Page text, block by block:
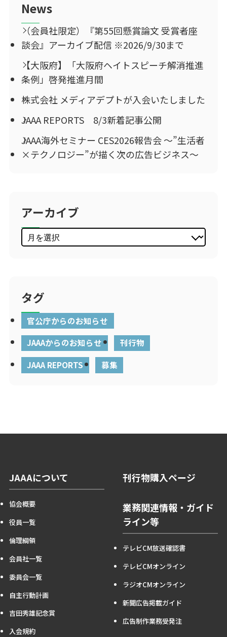
News
（会員社限定）『第55回懸賞論文 受賞者座
談会』アーカイブ配信 ※2026/9/30まで
【大阪府】「大阪府ヘイトスピーチ解消推進
条例」啓発推進月間
株式会社 メディアデプトが入会いたしました
JAAA REPORTS 8/3新着記事公開
JAAA海外セミナー CES2026報告会 ～”生活者
×テクノロジー”が描く次の広告ビジネス～
アーカイブ
タグ
官公庁からのお知らせ
JAAAからのお知らせ
刊行物
JAAA REPORTS
募集
JAAAについて
協会概要
役員一覧
倫理綱領
会員社一覧
委員会一覧
自主行動計画
吉田秀雄記念賞
入会規約
刊行物購入ページ
業務関連情報・ガイド
ライン等
テレビCM放送確認書
テレビCMオンライン
ラジオCMオンライン
新聞広告掲載ガイド
広告制作業務受発注